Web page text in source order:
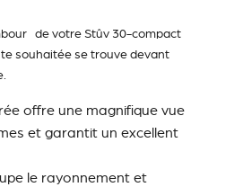
de votre Stûv 30-compact
souhaitée se trouve devant
offre une magnifique vue
et garantit un excellent
le rayonnement et